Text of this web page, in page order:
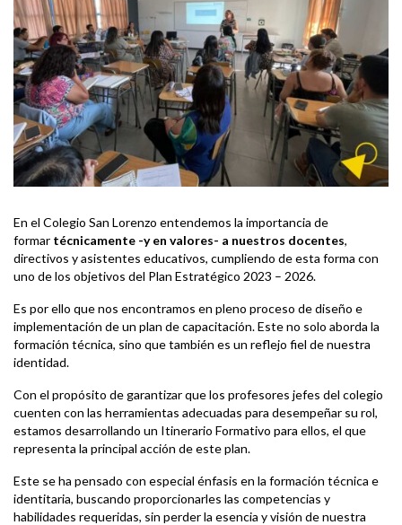
En el Colegio San Lorenzo entendemos la importancia de
formar técnicamente -y en valores- a nuestros docentes,
directivos y asistentes educativos, cumpliendo de esta forma con
uno de los objetivos del Plan Estratégico 2023 – 2026.
Es por ello que nos encontramos en pleno proceso de diseño e
implementación de un plan de capacitación. Este no solo aborda la
formación técnica, sino que también es un reflejo fiel de nuestra
identidad.
Con el propósito de garantizar que los profesores jefes del colegio
cuenten con las herramientas adecuadas para desempeñar su rol,
estamos desarrollando un Itinerario Formativo para ellos, el que
representa la principal acción de este plan.
Este se ha pensado con especial énfasis en la formación técnica e
identitaria, buscando proporcionarles las competencias y
habilidades requeridas, sin perder la esencia y visión de nuestra